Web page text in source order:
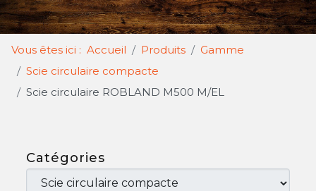
Vous êtes ici : Accueil Produits
Gamme
Scie circulaire compacte
Scie circulaire ROBLAND M500 M/EL
Catégories